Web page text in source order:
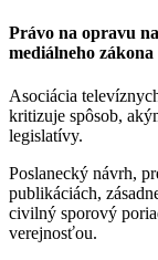
Právo na opravu
mediálneho zákona
Asociácia
kritizuje spôsob,
legislatívy.
Poslanecký návrh,
publikáciách,
civilný sporový
verejnosťou.